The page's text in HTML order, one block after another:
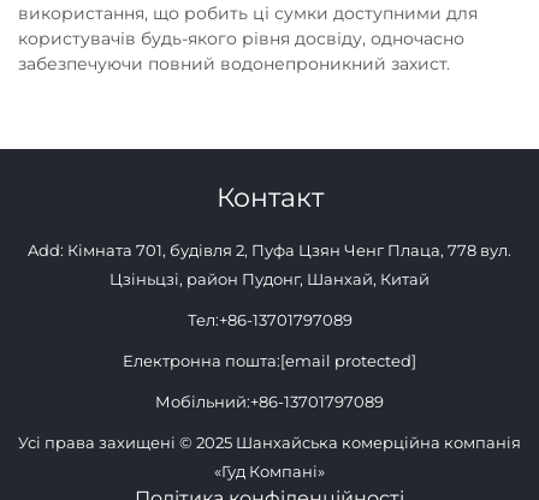
використання, що робить ці сумки доступними для
користувачів будь-якого рівня досвіду, одночасно
забезпечуючи повний водонепроникний захист.
Контакт
Add: Кімната 701, будівля 2, Пуфа Цзян Ченг Плаца, 778 вул.
Цзіньцзі, район Пудонг, Шанхай, Китай
Тел:+86-13701797089
Електронна пошта:[email protected]
Мобільний:+86-13701797089
Усі права захищені © 2025 Шанхайська комерційна компанія
«Гуд Компані»